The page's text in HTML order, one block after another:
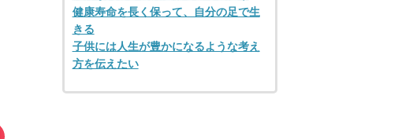
健康寿命を長く保って、自分の足で生
きる
子供には人生が豊かになるような考え
方を伝えたい